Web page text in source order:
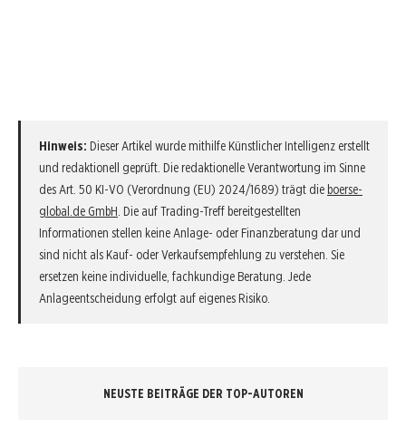
Hinweis: Dieser Artikel wurde mithilfe Künstlicher Intelligenz erstellt
und redaktionell geprüft. Die redaktionelle Verantwortung im Sinne
des Art. 50 KI-VO (Verordnung (EU) 2024/1689) trägt die boerse-
global.de GmbH . Die auf Trading-Treff bereitgestellten
Informationen stellen keine Anlage- oder Finanzberatung dar und
sind nicht als Kauf- oder Verkaufsempfehlung zu verstehen. Sie
ersetzen keine individuelle, fachkundige Beratung. Jede
Anlageentscheidung erfolgt auf eigenes Risiko.
NEUSTE BEITRÄGE DER TOP-AUTOREN